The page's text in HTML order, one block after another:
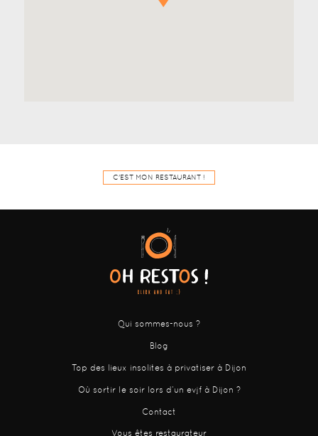
C'EST MON RESTAURANT !
Qui sommes-nous ?
Blog
Top des lieux insolites à privatiser à Dijon
Où sortir le soir lors d’un evjf à Dijon ?
Contact
Vous êtes restaurateur